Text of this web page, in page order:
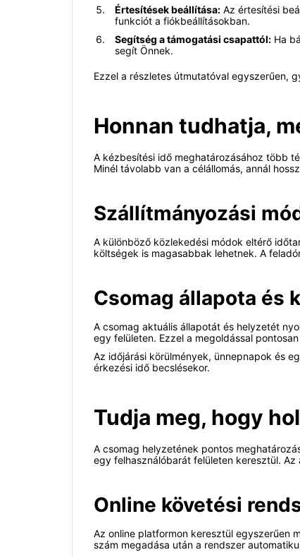
Értesítések beállítása: Az értesítési
funkciót a fiókbeállításokban.
Segítség a támogatási csapattól: Ha
segít Önnek.
Ezzel a részletes útmutatóval egyszerűen,
Honnan tudhatja,
A kézbesítési idő meghatározásához több
Minél távolabb van a célállomás, annál
Szállítmányozási
A különböző közlekedési módok eltérő
költségek is magasabbak lehetnek. A
Csomag állapota és
A csomag aktuális állapotát és helyzetét
egy felületen. Ezzel a megoldással
Az időjárási körülmények, ünnepnapok és
érkezési idő becslésekor.
Tudja meg, hogy
A csomag helyzetének pontos
egy felhasználóbarát felületen keresztül.
Online követési
Az online platformon keresztül egyszerűen
szám megadása után a rendszer